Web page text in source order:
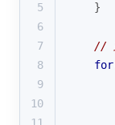
5
    }
6
7
//
8
for
9
10